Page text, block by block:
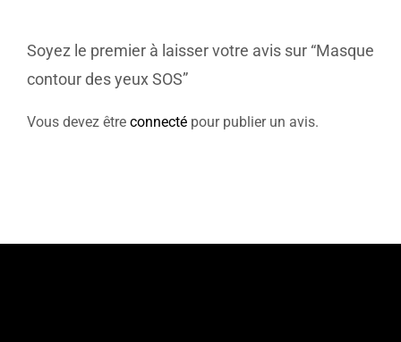
Soyez le premier à laisser votre avis sur “Masque
contour des yeux SOS”
Vous devez être connectépour publier un avis.